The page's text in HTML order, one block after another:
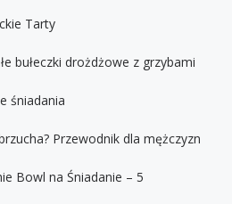
Tarty
bułeczki drożdżowe z grzybami
śniadania
Przewodnik dla mężczyzn
Bowl na Śniadanie – 5